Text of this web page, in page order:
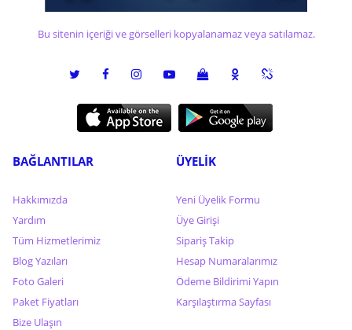
Bu sitenin içeriği ve görselleri kopyalanamaz veya satılamaz.
BAĞLANTILAR
Hakkımızda
Yardım
Tüm Hizmetlerimiz
Blog Yazıları
Foto Galeri
Paket Fiyatları
Bize Ulaşın
ÜYELİK
Yeni Üyelik Formu
Üye Girişi
Sipariş Takip
Hesap Numaralarımız
Ödeme Bildirimi Yapın
Karşılaştırma Sayfası